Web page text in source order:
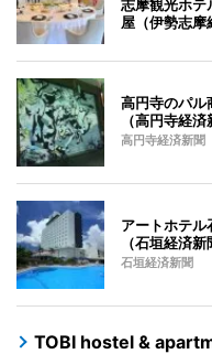
志摩観光ホテ
屋（伊勢志摩
高円寺のパル
（高円寺経済
高円寺経済新聞
アートホテル
（石垣経済新
石垣経済新聞
TOBI hostel &